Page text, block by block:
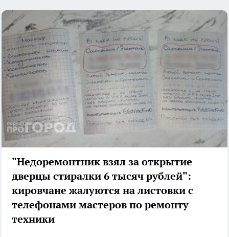
"Недоремонтник взял за открытие
дверцы стиралки 6 тысяч рублей":
кировчане жалуются на листовки с
телефонами мастеров по ремонту
техники